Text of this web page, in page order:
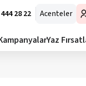
444 28 22 Acenteler
Yaz